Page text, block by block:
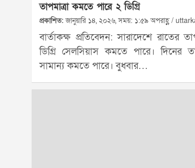
তাপমাত্রা কমতে পারে ২ ডিগ্রি
প্রকাশিত:জানুয়ারি ১৪, ২০২৬, সময়: ১:৫৯ অপরাহ্ণ /
বার্তাকক্ষ প্রতিবেদন: সারাদেশে রাতের
ডিগ্রি সেলসিয়াস কমতে পারে। দিনের
সামান্য কমতে পারে। বুধবার…